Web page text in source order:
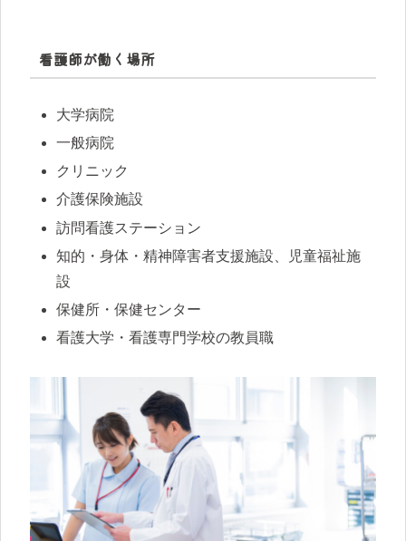
看護師が働く場所
大学病院
一般病院
クリニック
介護保険施設
訪問看護ステーション
知的・身体・精神障害者支援施設、児童福祉施
設
保健所・保健センター
看護大学・看護専門学校の教員職